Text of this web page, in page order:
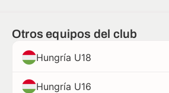
Otros equipos del club
Hungría U18
Hungría U16